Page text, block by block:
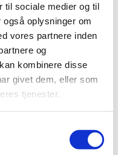
til sociale medier og til
oplysninger om
vores partnere inden
og
kombinere disse
givet dem, eller som
tjenester.
sted Microsoft Teams er
både til undervisning,
og IT-teams. UMS